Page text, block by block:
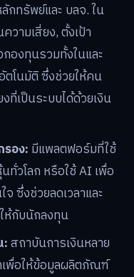
กทรัพย์และ บลจ. ใน
วามเสี่ยง, ตั้งเป้า
องทุนรวมทั้งในและ
โนมัติ ซึ่งช่วยให้คน
ที่เป็นระบบได้ด้วยเงิน
รอง: มีแพลตฟอร์มที่ใช้
ทั่วโลก หรือใช้ AI เพื่อ
ซึ่งช่วยลดเวลาและ
ห้กับนักลงทุน
:สถาบันการเงินหลาย
เพื่อให้ข้อมูลผลิตภัณฑ์